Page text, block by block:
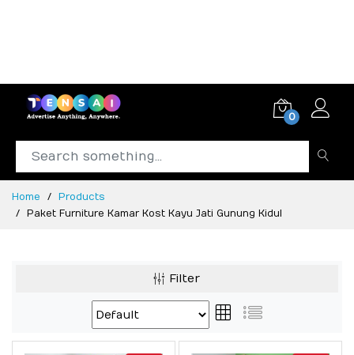
0
Home
Products
Paket Furniture Kamar Kost Kayu Jati Gunung Kidul
Filter